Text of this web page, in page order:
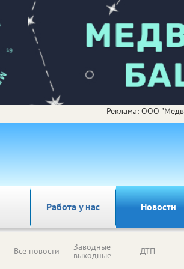
Реклама: ООО
Работа у нас Новости
Все новости Заводные
выходные ДТП